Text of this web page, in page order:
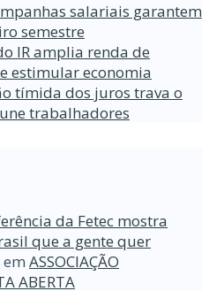
salariais garantem
semestre
IR amplia renda de
estimular economia
tímida dos juros trava o
trabalhadores
da Fetec mostra
que a gente quer
em ASSOCIAÇÃO
ABERTA